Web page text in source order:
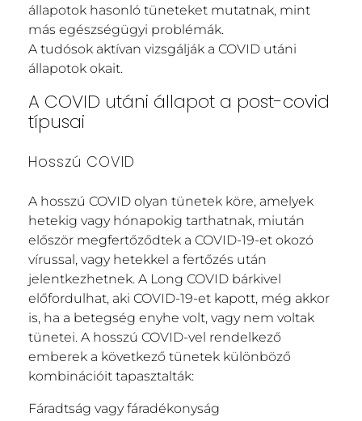
állapotok hasonló tüneteket mutatnak, mint
más egészségügyi problémák.
A tudósok aktívan vizsgálják a COVID utáni
állapotok okait.
A COVID utáni állapot a post-covid
típusai
Hosszú COVID
A hosszú COVID olyan tünetek köre, amelyek
hetekig vagy hónapokig tarthatnak, miután
először megfertőződtek a COVID-19-et okozó
vírussal, vagy hetekkel a fertőzés után
jelentkezhetnek. A Long COVID bárkivel
előfordulhat, aki COVID-19-et kapott, még akkor
is, ha a betegség enyhe volt, vagy nem voltak
tünetei. A hosszú COVID-vel rendelkező
emberek a következő tünetek különböző
kombinációit tapasztalták:
Fáradtság vagy fáradékonyság